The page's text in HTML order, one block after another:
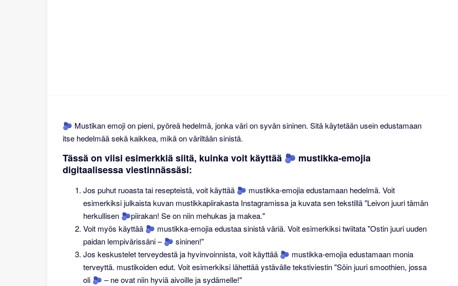
🫐 Mustikan emoji on pieni, pyöreä hedelmä, jonka väri on syvän sininen. Sitä käytetään usein edustamaan
itse hedelmää sekä kaikkea, mikä on väriltään sinistä.
Tässä on viisi esimerkkiä siitä, kuinka voit käyttää 🫐 mustikka-emojia
digitaalisessa viestinnässäsi:
Jos puhut ruoasta tai resepteistä, voit käyttää 🫐 mustikka-emojia edustamaan hedelmä. Voit
esimerkiksi julkaista kuvan mustikkapiirakasta Instagramissa ja kuvata sen tekstillä "Leivon juuri tämän
herkullisen 🫐piirakan! Se on niin mehukas ja makea."
Voit myös käyttää 🫐 mustikka-emojia edustaa sinistä väriä. Voit esimerkiksi twiitata "Ostin juuri uuden
paidan lempivärissäni – 🫐 sininen!"
Jos keskustelet terveydestä ja hyvinvoinnista, voit käyttää 🫐 mustikka-emojia edustamaan monia
terveyttä. mustikoiden edut. Voit esimerkiksi lähettää ystävälle tekstiviestin "Söin juuri smoothien, jossa
oli 🫐 – ne ovat niin hyviä aivoille ja sydämelle!"